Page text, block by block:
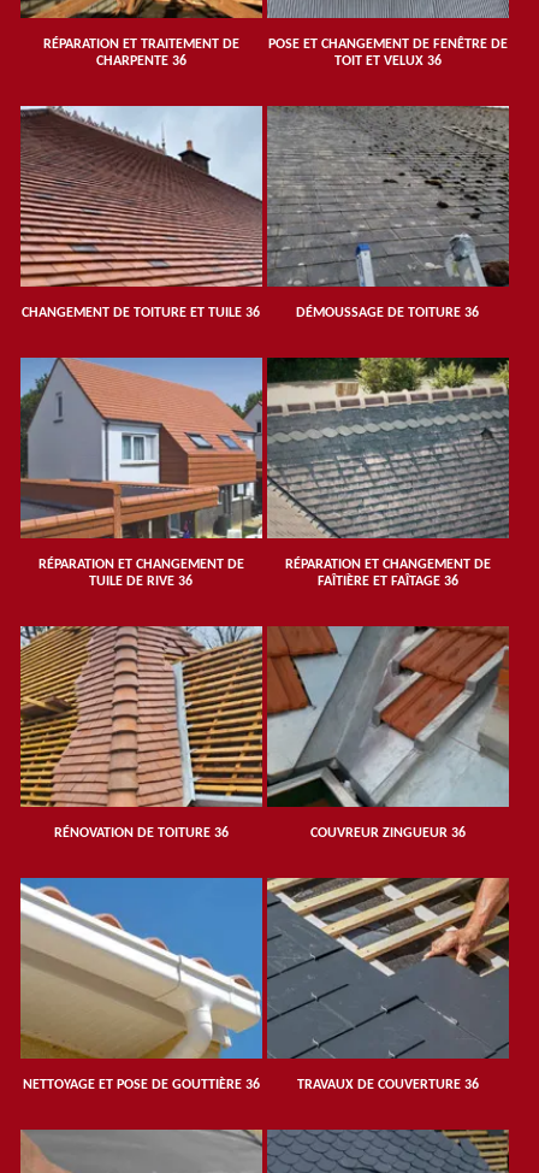
RÉPARATION ET TRAITEMENT DE
CHARPENTE 36
POSE ET CHANGEMENT DE FENÊTRE DE
TOIT ET VELUX 36
CHANGEMENT DE TOITURE ET TUILE 36 DÉMOUSSAGE DE TOITURE 36
RÉPARATION ET CHANGEMENT DE
TUILE DE RIVE 36
RÉPARATION ET CHANGEMENT DE
FAÎTIÈRE ET FAÎTAGE 36
RÉNOVATION DE TOITURE 36 COUVREUR ZINGUEUR 36
NETTOYAGE ET POSE DE GOUTTIÈRE 36 TRAVAUX DE COUVERTURE 36